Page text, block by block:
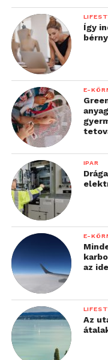
Így
E-
IPAR
E-
az
Az